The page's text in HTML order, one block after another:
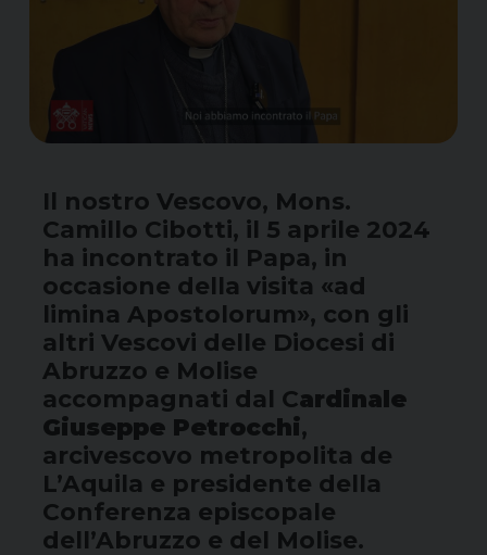
Il nostro Vescovo, Mons.
Camillo Cibotti, il 5 aprile 2024
ha incontrato il Papa, in
occasione della visita «ad
limina Apostolorum», con gli
altri Vescovi delle Diocesi di
Abruzzo e Molise
accompagnati dal Cardinale
Giuseppe Petrocchi,
arcivescovo metropolita de
L’Aquila e presidente della
Conferenza episcopale
dell’Abruzzo e del Molise.